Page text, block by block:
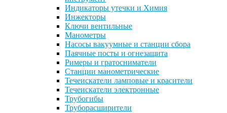
Индикаторы утечки и Химия
Инжекторы
Ключи вентильные
Манометры
Насосы вакуумные и станции сбора
Паячные посты и огнезащита
Римеры и гратосниматели
Станции манометрические
Течеискатели ламповые и красители
Течеискатели электронные
Трубогибы
Труборасширители